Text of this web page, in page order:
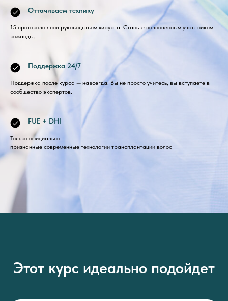
Оттачиваем технику
15 протоколов под руководством хирурга. Станьте полноценным участником
команды.
Поддержка 24/7
Поддержка после курса — навсегда. Вы не просто учитесь, вы вступаете в
сообщество экспертов.
FUE + DHI
Только официально
признанные современные технологии трансплантации волос
Этот курс идеально подойдет